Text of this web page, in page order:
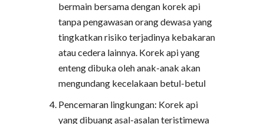
bermain bersama dengan korek api
tanpa pengawasan orang dewasa yang
tingkatkan risiko terjadinya kebakaran
atau cedera lainnya. Korek api yang
enteng dibuka oleh anak-anak akan
mengundang kecelakaan betul-betul
Pencemaran lingkungan: Korek api
yang dibuang asal-asalan teristimewa